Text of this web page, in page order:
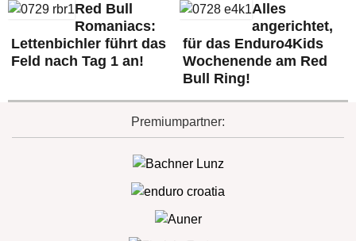
Red Bull
Romaniacs:
Lettenbichler führt das
Feld nach Tag 1 an!
Alles
angerichtet,
für das Enduro4Kids
Wochenende am Red
Bull Ring!
Premiumpartner: